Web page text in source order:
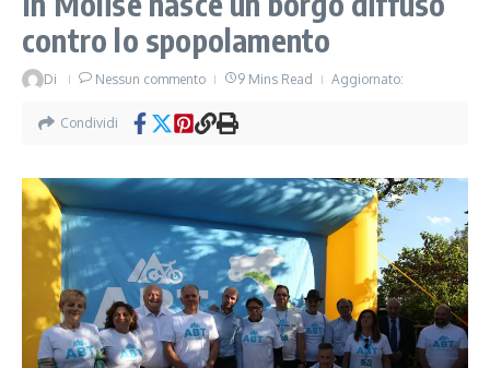
contro lo spopolamento
Di Nessun commento 9 Mins Read Aggiornato:
Condividi